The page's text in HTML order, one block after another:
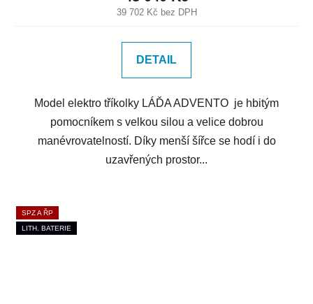
39 702 Kč bez DPH
DETAIL
Model elektro tříkolky LÁĎA ADVENTO je hbitým
pomocníkem s velkou silou a velice dobrou
manévrovatelností. Díky menší šířce se hodí i do
uzavřených prostor...
SPZ A ŘP
LITH. BATERIE